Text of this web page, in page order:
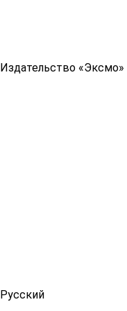
Издательство «Эксмо»
Русский